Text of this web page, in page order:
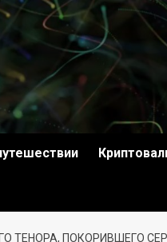
ТЕНОРА, ПОКОРИВШЕГО